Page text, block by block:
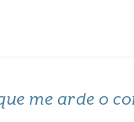
me arde o